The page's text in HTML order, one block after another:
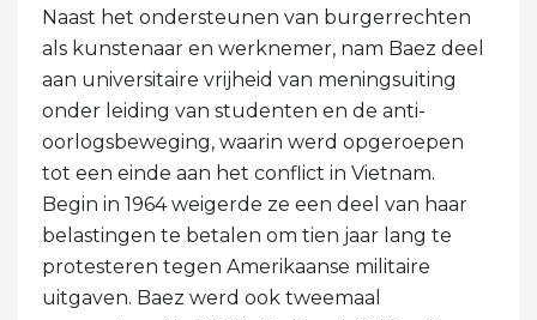
Naast het ondersteunen van burgerrechten
als kunstenaar en werknemer, nam Baez deel
aan universitaire vrijheid van meningsuiting
onder leiding van studenten en de anti-
oorlogsbeweging, waarin werd opgeroepen
tot een einde aan het conflict in Vietnam.
Begin in 1964 weigerde ze een deel van haar
belastingen te betalen om tien jaar lang te
protesteren tegen Amerikaanse militaire
uitgaven. Baez werd ook tweemaal